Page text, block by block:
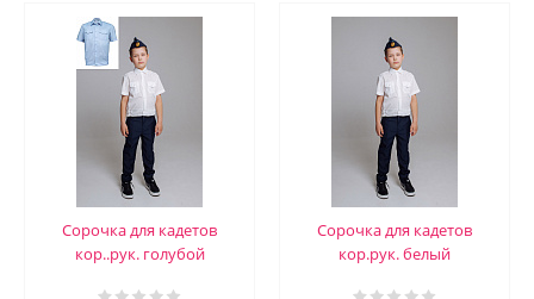
Сорочка для кадетов
кор..рук. голубой
Сорочка для кадетов
кор.рук. белый